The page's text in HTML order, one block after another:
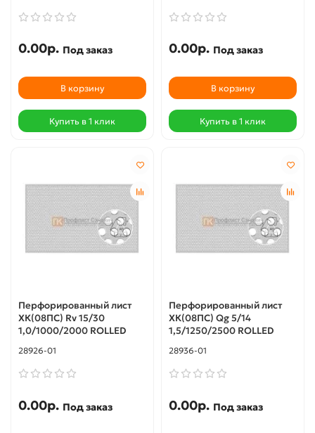
0.00р. Под заказ
В корзину
Купить в 1 клик
0.00р. Под заказ
В корзину
Купить в 1 клик
Перфорированный лист
ХК(08ПС) Rv 15/30
1,0/1000/2000 ROLLED
28926-01
0.00р. Под заказ
Перфорированный лист
ХК(08ПС) Qg 5/14
1,5/1250/2500 ROLLED
28936-01
0.00р. Под заказ